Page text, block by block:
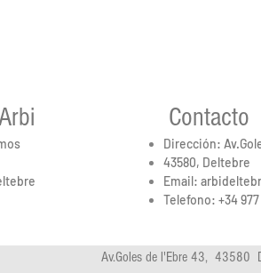
Contacto
Dirección:
43580, Deltebre
Email:
Telefono: +34 977
Av.Goles de l'Ebre 43,